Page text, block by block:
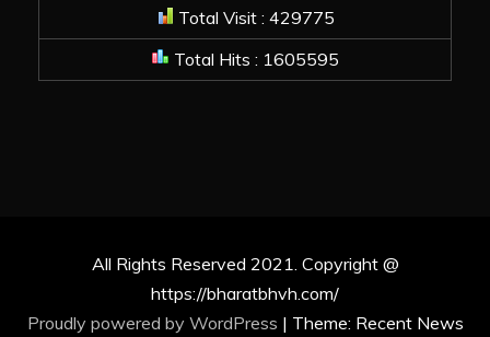
Total Visit : 429775
Total Hits : 1605595
All Rights Reserved 2021. Copyright @
https://bharatbhvh.com/
Proudly powered by WordPress | Theme: Recent News